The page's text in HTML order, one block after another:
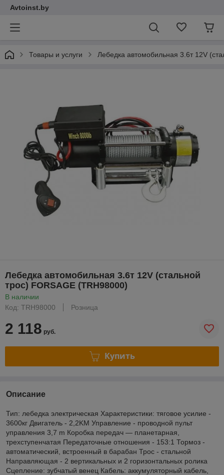
Avtoinst.by
Товары и услуги Лебедка автомобильная 3.6т 12V
Лебедка автомобильная 3.6т 12V (стальной
трос) FORSAGE (TRH98000)
В наличии
Код: TRH98000
Розница
2 118 руб.
Купить
Описание
Тип: лебедка электрическая Характеристики: тяговое усилие -
3600кг Двигатель - 2,2KM Управление - проводной пульт
управления 3,7 m Коробка передач — планетарная,
трехступенчатая Передаточные отношения - 153:1 Тормоз -
автоматический, встроенный в барабан Трос - стальной
Направляющая - 2 вертикальных и 2 горизонтальных ролика
Сцепление: зубчатый венец Кабель: аккумуляторный кабель,